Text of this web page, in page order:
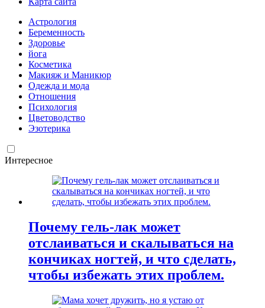
Астрология
Беременность
Здоровье
йога
Косметика
Макияж и Маникюр
Одежда и мода
Отношения
Психология
Цветоводство
Эзотерика
Интересное
Почему гель-лак может
отслаиваться и скалываться на
кончиках ногтей, и что сделать,
чтобы избежать этих проблем.